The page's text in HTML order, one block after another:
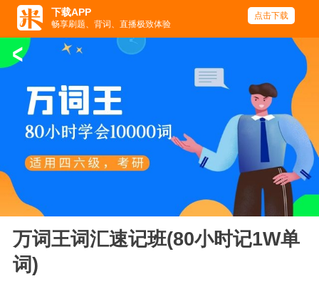
下载APP
畅享刷题、背词、直播极致体验
点击下载
<
万词王词汇速记班(80小时记1W单
词)